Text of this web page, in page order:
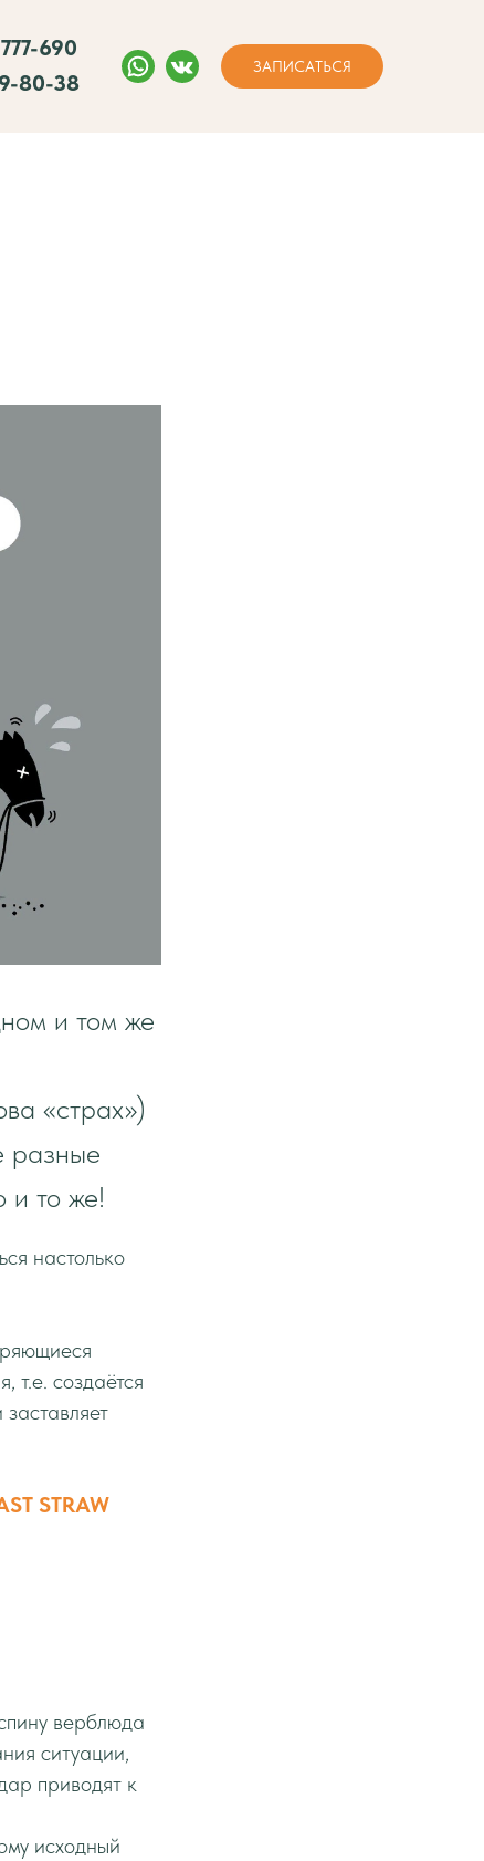
ЗАПИСАТЬСЯ
80-38
690
и том же
«страх»)
разные
и то же!
настолько
т.е. создаётся
STRAW
верблюда
ситуации,
приводят к
исходный